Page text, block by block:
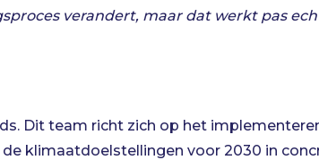
verandert, maar dat werkt pas
Dit team richt zich op het
klimaatdoelstellingen voor 2030 in